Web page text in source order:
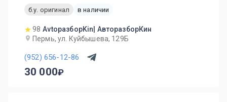
б.у. оригинал
в наличии
98 AvtoразборKin| АвторазборКин
Пермь, ул. Куйбышева, 129Б
(952) 656-12-86
30 000